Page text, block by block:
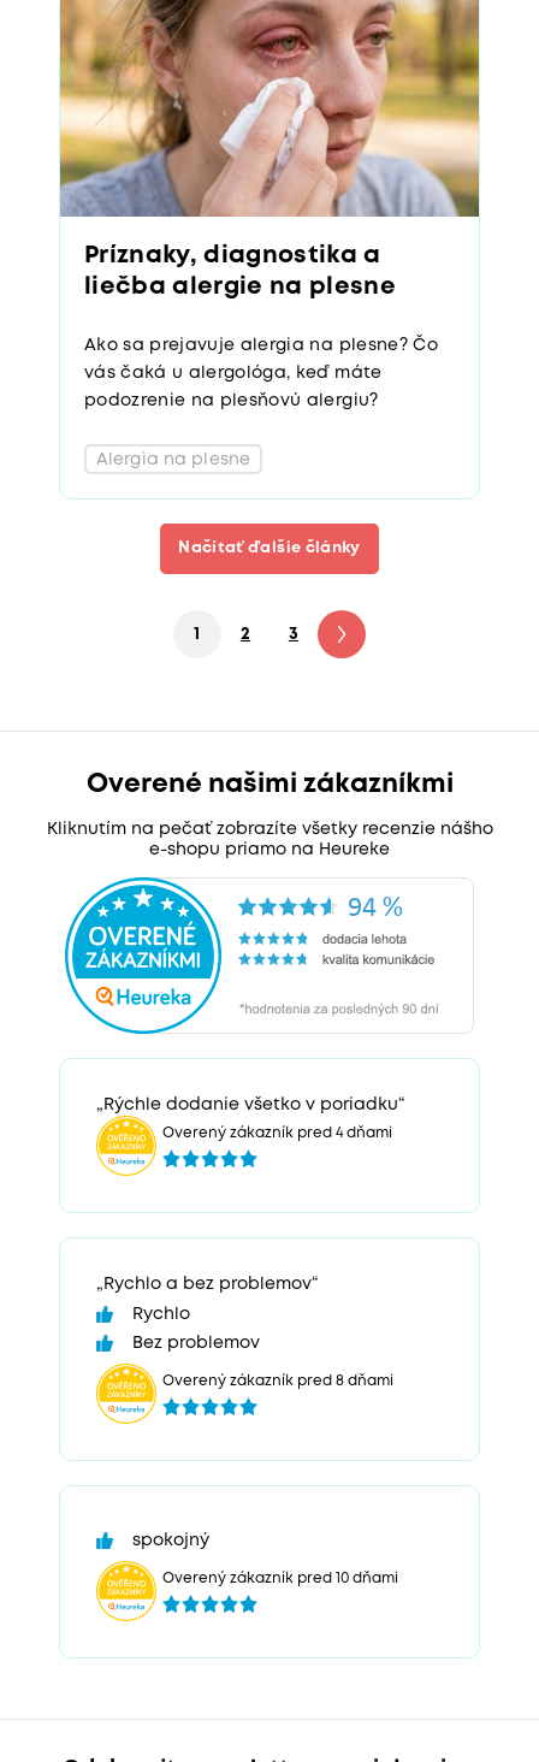
Príznaky, diagnostika a
liečba alergie na plesne
Ako sa prejavuje alergia na plesne? Čo
vás čaká u alergológa, keď máte
podozrenie na plesňovú alergiu?
Alergia na plesne
Načítať ďalšie články
1 2 3 4
Overené našimi zákazníkmi
Kliknutím na pečať zobrazíte všetky recenzie nášho
e-shopu priamo na Heureke
„Rýchle dodanie všetko v poriadku“
Overený zákazník pred 4 dňami
„Rychlo a bez problemov“
Rychlo
Bez problemov
Overený zákazník pred 8 dňami
spokojný
Overený zákazník pred 10 dňami